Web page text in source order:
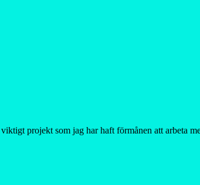
projekt som jag har haft förmånen att arbeta